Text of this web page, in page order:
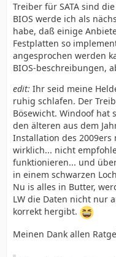
Treiber für SATA sind
BIOS werde ich als
habe, daß einige
Festplatten so
angesprochen werden
BIOS-beschreibungen,
edit: Ihr seid meine
ruhig schlafen. Der
Bösewicht. Windoof hat
den älteren aus dem
Installation des
wirklich... nicht
funktionieren... und
in einem schwarzen
Nu is alles in Butter,
LW die Daten nicht nur
korrekt hergibt.
Meinen Dank allen